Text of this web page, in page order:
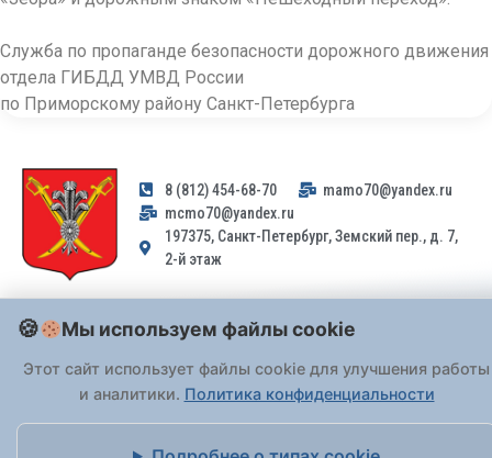
Служба по пропаганде безопасности дорожного движения
отдела ГИБДД УМВД России
по Приморскому району Санкт-Петербурга
8 (812) 454-68-70
mamo70@yandex.ru
mcmo70@yandex.ru
197375, Санкт-Петербург, Земский пер., д. 7,
2-й этаж
адрес email, не могут быть рассмотрены на основании
Федерального закона от 02.05.2006 № 59-ФЗ
принимаются только: по почте, через
портал «Госуслуги» (ЕПГУ)
или лично при предъявлении паспорта.
Мы используем файлы cookie
Этот сайт использует файлы cookie для улучшения работы
и аналитики. Политика конфиденциальности